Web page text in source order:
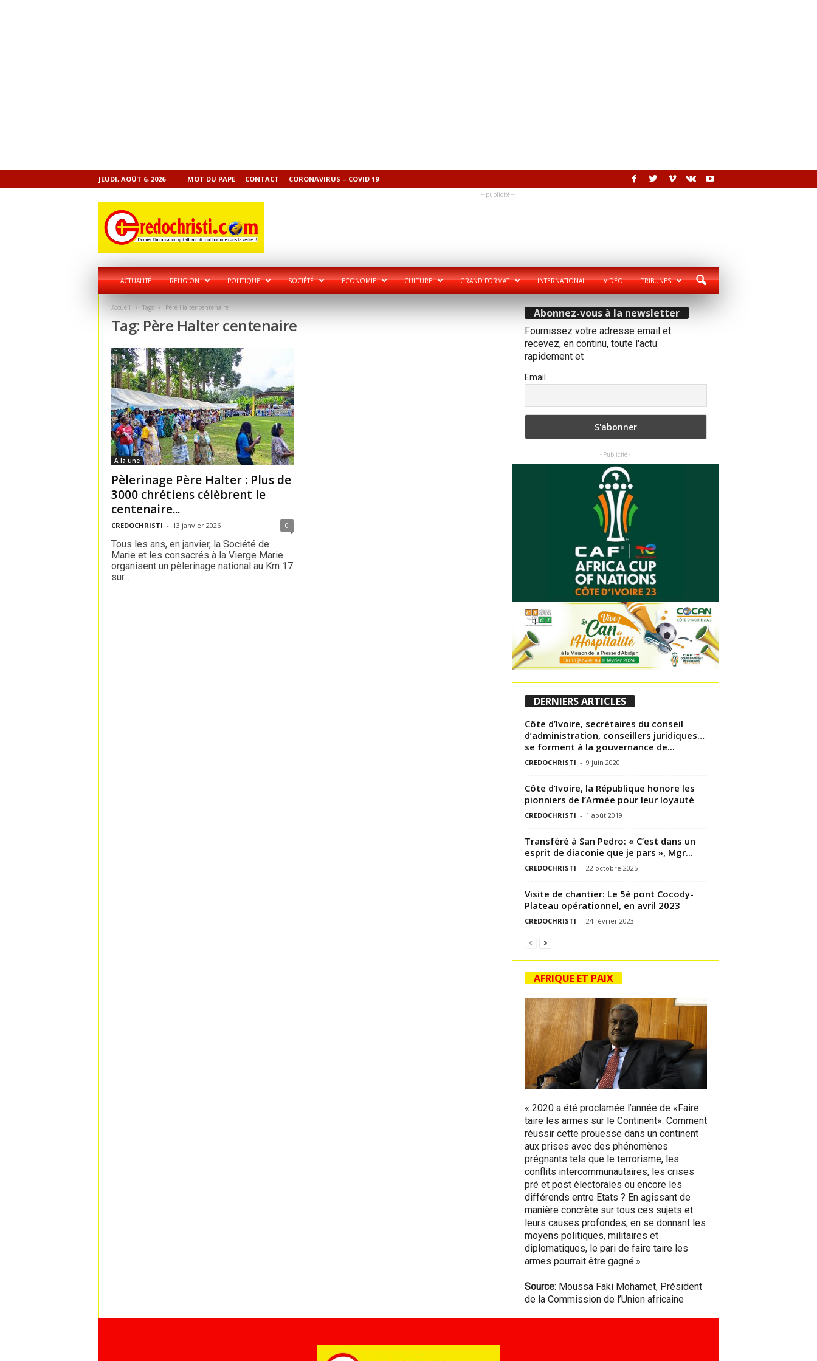
JEUDI, AOÛT 6, 2026 MOT DU PAPE CONTACT CORONAVIRUS – COVID 19
-- publicité --
ACTUALITÉ RELIGION POLITIQUE SOCIÉTÉ ECONOMIE CULTURE GRAND FORMAT INTERNATIONAL VIDÉO TRIBUNES
Accueil Tags Père Halter centenaire
Tag: Père Halter centenaire
A la une
Pèlerinage Père Halter : Plus de
3000 chrétiens célèbrent le
centenaire...
CREDOCHRISTI - 13 janvier 2026 0
Tous les ans, en janvier, la Société de
Marie et les consacrés à la Vierge Marie
organisent un pèlerinage national au Km 17
sur...
Abonnez-vous à la newsletter
Fournissez votre adresse email et
recevez, en continu, toute l'actu
rapidement et
Email
- Publicité -
DERNIERS ARTICLES
Côte d’Ivoire, secrétaires du conseil
d’administration, conseillers juridiques…
se forment à la gouvernance de...
CREDOCHRISTI - 9 juin 2020
Côte d’Ivoire, la République honore les
pionniers de l’Armée pour leur loyauté
CREDOCHRISTI - 1 août 2019
Transféré à San Pedro: « C’est dans un
esprit de diaconie que je pars », Mgr...
CREDOCHRISTI - 22 octobre 2025
Visite de chantier: Le 5è pont Cocody-
Plateau opérationnel, en avril 2023
CREDOCHRISTI - 24 février 2023
AFRIQUE ET PAIX
« 2020 a été proclamée l’année de «Faire
taire les armes sur le Continent». Comment
réussir cette prouesse dans un continent
aux prises avec des phénomènes
prégnants tels que le terrorisme, les
conflits intercommunautaires, les crises
pré et post électorales ou encore les
différends entre Etats ? En agissant de
manière concrète sur tous ces sujets et
leurs causes profondes, en se donnant les
moyens politiques, militaires et
diplomatiques, le pari de faire taire les
armes pourrait être gagné.»
Source: Moussa Faki Mohamet, Président
de la Commission de l’Union africaine